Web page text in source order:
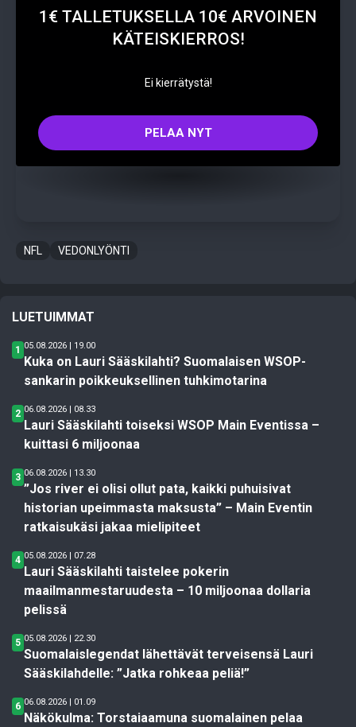
1€ TALLETUKSELLA 10€ ARVOINEN
KÄTEISKIERROS!
Ei kierrätystä!
PELAA NYT
NFL VEDONLYÖNTI
LUETUIMMAT
1 05.08.2026 | 19.00
Kuka on Lauri Sääskilahti? Suomalaisen WSOP-
sankarin poikkeuksellinen tuhkimotarina
2 06.08.2026 | 08.33
Lauri Sääskilahti toiseksi WSOP Main Eventissa –
kuittasi 6 miljoonaa
3 06.08.2026 | 13.30
”Jos river ei olisi ollut pata, kaikki puhuisivat
historian upeimmasta maksusta” – Main Eventin
ratkaisukäsi jakaa mielipiteet
4 05.08.2026 | 07.28
Lauri Sääskilahti taistelee pokerin
maailmanmestaruudesta – 10 miljoonaa dollaria
pelissä
5 05.08.2026 | 22.30
Suomalaislegendat lähettävät terveisensä Lauri
Sääskilahdelle: ”Jatka rohkeaa peliä!”
6 06.08.2026 | 01.09
Näkökulma: Torstaiaamuna suomalainen pelaa